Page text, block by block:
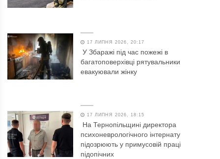
17 ЛИПНЯ 2026, 20:17
У Збаражі під час пожежі в
багатоповерхівці рятувальники
евакуювали жінку
17 ЛИПНЯ 2026, 18:15
На Тернопільщині директора
психоневрологічного інтернату
підозрюють у примусовій праці
підопічних